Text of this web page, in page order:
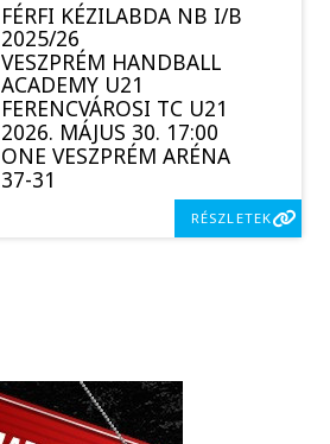
FÉRFI KÉZILABDA NB I/B
2025/26
VESZPRÉM HANDBALL
ACADEMY U21
FERENCVÁROSI TC U21
2026. MÁJUS 30. 17:00
ONE VESZPRÉM ARÉNA
37-31
RÉSZLETEK